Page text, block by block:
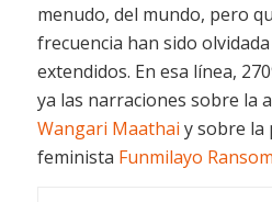
menudo, del mundo, pero
frecuencia han sido
extendidos. En esa línea,
ya las narraciones sobre la
Wangari Maathai y sobre la
feminista Funmilayo